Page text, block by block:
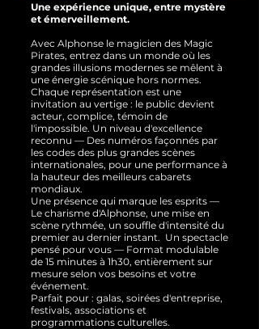
Une expérience unique, entre mystère
et émerveillement.
Avec Alphonse le magicien des Magic
Pirates, entrez dans un monde où les
grandes illusions modernes se mêlent à
une énergie scénique hors normes.
Chaque représentation est une
invitation au vertige : le public devient
acteur, complice, témoin de
l'impossible. Un niveau d'excellence
reconnu — Des numéros façonnés par
les codes des plus grandes scènes
internationales, pour une performance à
la hauteur des meilleurs cabarets
mondiaux.
Une présence qui marque les esprits —
Le charisme d'Alphonse, une mise en
scène rythmée, un souffle d'intensité du
premier au dernier instant. Un spectacle
pensé pour vous — Format modulable
de 15 minutes à 1h30, entièrement sur
mesure selon vos besoins et votre
événement.
Parfait pour : galas, soirées d'entreprise,
festivals, associations et
programmations culturelles.